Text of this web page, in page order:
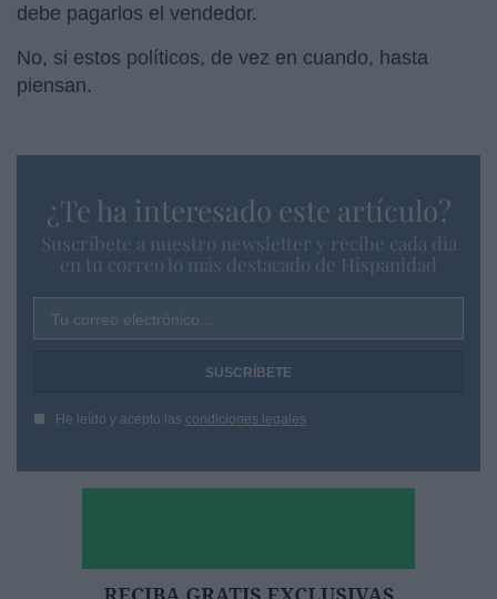
debe pagarlos el vendedor.
No, si estos políticos, de vez en cuando, hasta
piensan.
¿Te ha interesado este artículo?
Suscríbete a nuestro newsletter y recibe cada dia
en tu correo lo más destacado de Hispanidad
Tu correo electrónico...
He leído y acepto las condiciones legales